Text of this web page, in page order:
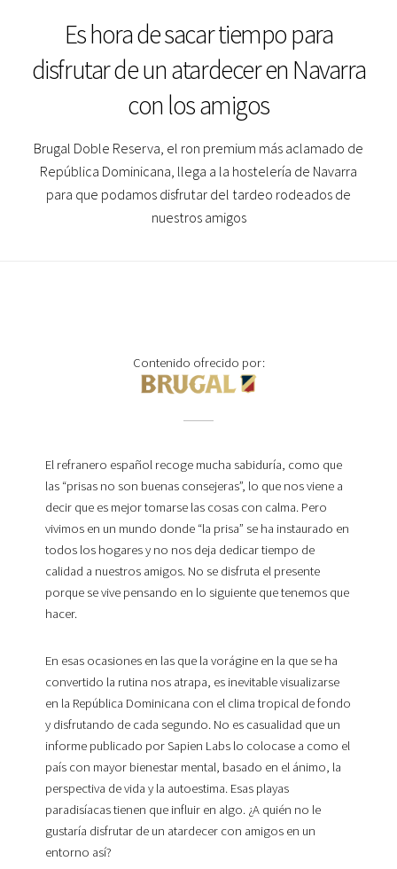
Es hora de sacar tiempo para
disfrutar de un atardecer en Navarra
con los amigos
Brugal Doble Reserva, el ron premium más aclamado de
República Dominicana, llega a la hostelería de Navarra
para que podamos disfrutar del tardeo rodeados de
nuestros amigos
Contenido ofrecido por:
El refranero español recoge mucha sabiduría, como que
las “prisas no son buenas consejeras”, lo que nos viene a
decir que es mejor tomarse las cosas con calma. Pero
vivimos en un mundo donde “la prisa” se ha instaurado en
todos los hogares y no nos deja dedicar tiempo de
calidad a nuestros amigos. No se disfruta el presente
porque se vive pensando en lo siguiente que tenemos que
hacer.
En esas ocasiones en las que la vorágine en la que se ha
convertido la rutina nos atrapa, es inevitable visualizarse
en la República Dominicana con el clima tropical de fondo
y disfrutando de cada segundo. No es casualidad que un
informe publicado por Sapien Labs lo colocase a como el
país con mayor bienestar mental, basado en el ánimo, la
perspectiva de vida y la autoestima. Esas playas
paradisíacas tienen que influir en algo. ¿A quién no le
gustaría disfrutar de un atardecer con amigos en un
entorno así?